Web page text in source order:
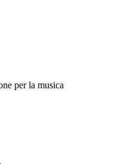
per la musica